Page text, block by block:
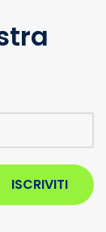
ISCRIVITI